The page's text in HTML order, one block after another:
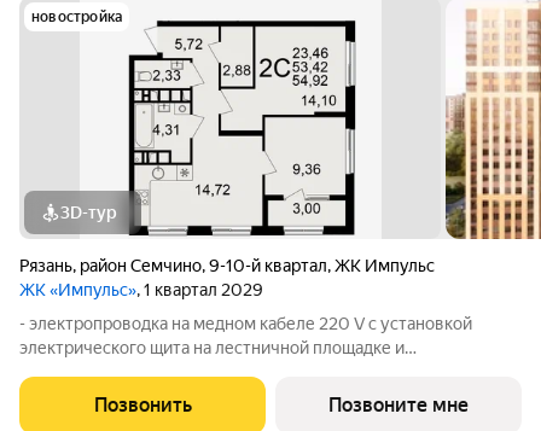
новостройка
3D-тур
Рязань, район Семчино,9-10-й квартал,ЖК Импульс
ЖК «Импульс», 1 квартал 2029
- электропроводка на медном кабеле 220 V с установкой
электрического щита на лестничной площадке и
стен, кроме стен лоджий, откосов дверных и оконных
проемов, ниш прохождения стояков
Позвонить Позвоните мне